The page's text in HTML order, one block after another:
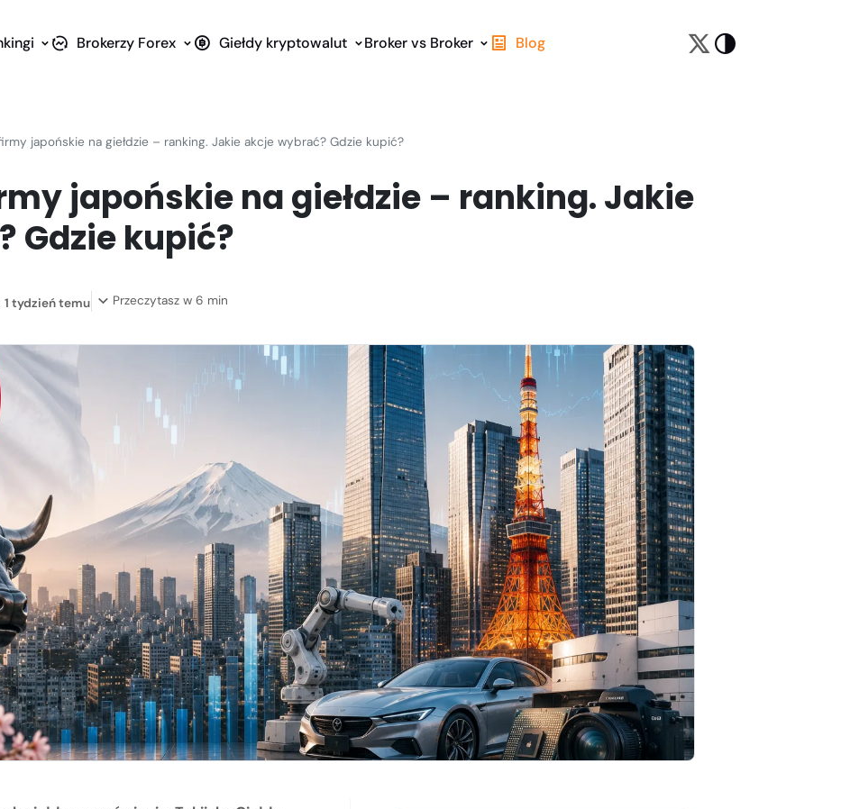
Brokerzy Forex Giełdy kryptowalut Broker vs Broker Blog
japońskie na giełdzie – ranking. Jakie akcje wybrać? Gdzie kupić?
japońskie na giełdzie – ranking. Jakie
Gdzie kupić?
1 tydzień temu Przeczytasz w 6 min